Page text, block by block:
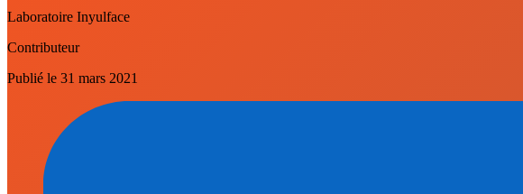
Laboratoire Inyulface
Contributeur
Publié le 31 mars 2021